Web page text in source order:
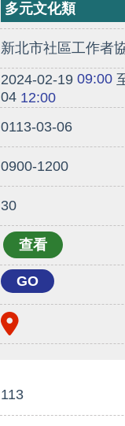
多元文化類
新北市社區工作者
2024-02-1909:00
0412:00
0113-03-06
0900-1200
30
GO
113